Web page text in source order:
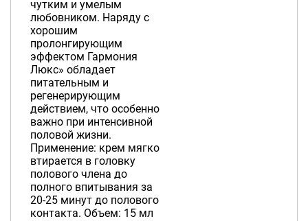
чутким и умелым
любовником. Наряду с
хорошим
пролонгирующим
эффектом Гармония
Люкс» обладает
питательным и
регенерирующим
действием, что особенно
важно при интенсивной
половой жизни.
Применение: крем мягко
втирается в головку
полового члена до
полного впитывания за
20-25 минут до полового
контакта. Объем: 15 мл